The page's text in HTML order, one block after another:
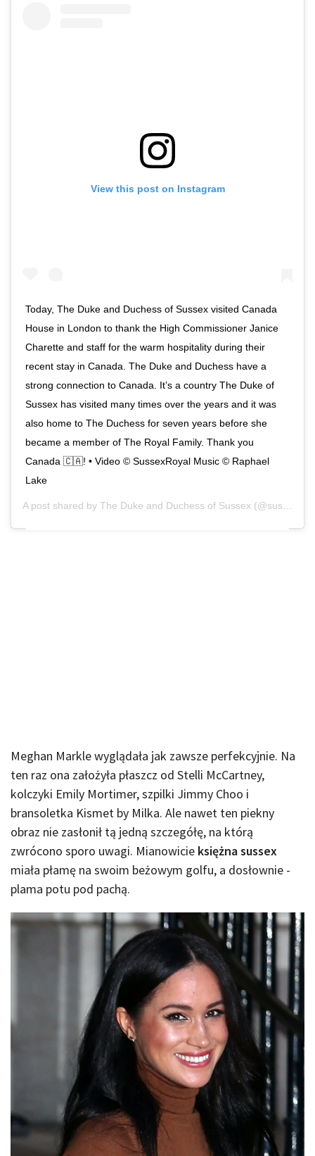
View this post on Instagram
Today, The Duke and Duchess of Sussex visited Canada
House in London to thank the High Commissioner Janice
Charette and staff for the warm hospitality during their
recent stay in Canada. The Duke and Duchess have a
strong connection to Canada. It’s a country The Duke of
Sussex has visited many times over the years and it was
also home to The Duchess for seven years before she
became a member of The Royal Family. Thank you
Canada 🇨🇦! • Video © SussexRoyal Music © Raphael
Lake
A post shared by The Duke and Duchess of Sussex (@sussexroyal) on
Meghan Markle wyglądała jak zawsze perfekcyjnie. Na
ten raz ona założyła płaszcz od Stelli McCartney,
kolczyki Emily Mortimer, szpilki Jimmy Choo i
bransoletka Kismet by Milka. Ale nawet ten piekny
obraz nie zasłonił tą jedną szczegółę, na którą
zwrócono sporo uwagi. Mianowicie księżna sussex
miała płamę na swoim beżowym golfu, a dosłownie -
plama potu pod pachą.